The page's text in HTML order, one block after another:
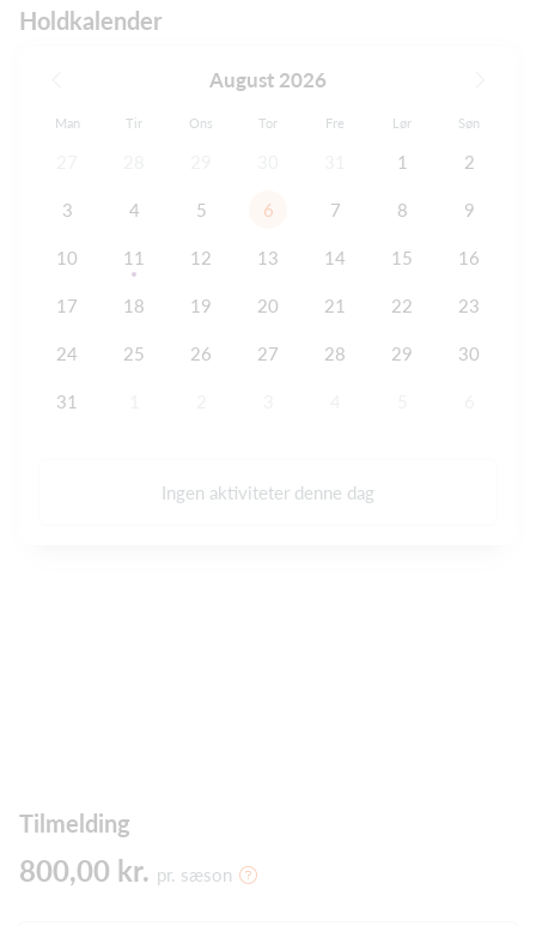
Holdkalender
August 2026
Man Tir Ons Tor Fre Lør Søn
1 2
3 4 5 6 7 8 9
10 11 12 13 14 15 16
17 18 19 20 21 22 23
24 25 26 27 28 29 30
31
Ingen aktiviteter denne dag
Tilmelding
800,00 kr. pr. sæson